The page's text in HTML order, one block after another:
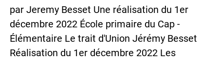
par Jeremy Besset Une réalisation du 1er
décembre 2022 École primaire du Cap -
Élémentaire Le trait d'Union Jérémy Besset
Réalisation du 1er décembre 2022 Les